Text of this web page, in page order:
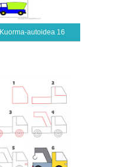
Kuorma-autoidea 16